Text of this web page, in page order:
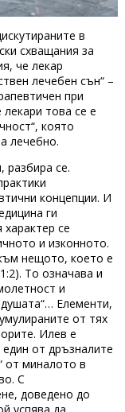
в
схващания за
че лекар
лечебен сън“ –
при
това се е
която
лечебно.
разбира се.
концепции. И
ги
се
и изконното.
нещото, което е
То означава и
и
Елементи,
от тях
Илев е
от дръзналите
от миналото в
С
доведено до